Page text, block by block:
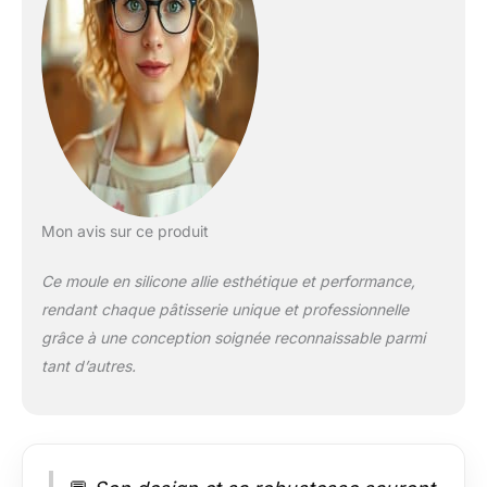
silicone, 1 livret avec
recette étape par
étape, 1 coffret
cadeau
Mon avis sur ce produit
Ce moule en silicone allie esthétique et performance,
rendant chaque pâtisserie unique et professionnelle
grâce à une conception soignée reconnaissable parmi
tant d’autres.